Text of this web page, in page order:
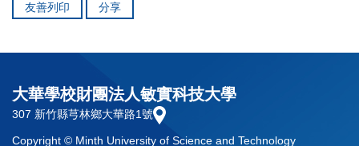
友善列印 分享
大華學校財團法人敏實科技大學
307 新竹縣芎林鄉大華路1號
Copyright © Minth University of Science and Technology